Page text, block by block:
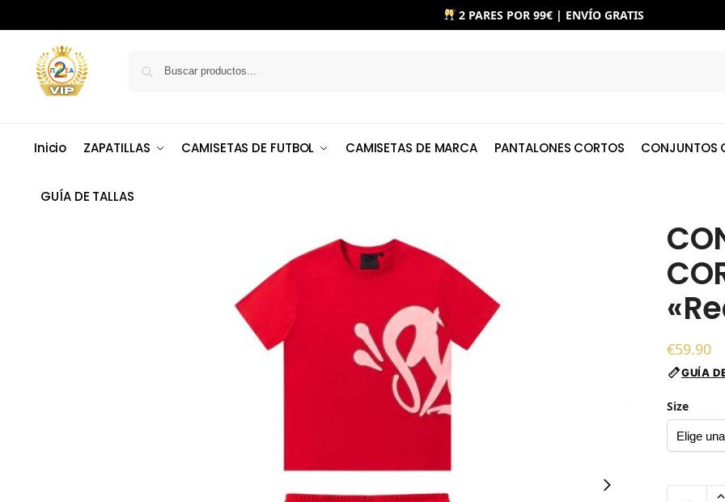
2 PARES POR 99€ | ENVÍO GRATIS
Inicio ZAPATILLAS CAMISETAS DE FUTBOL CAMISETAS DE MARCA PANTALONES CORTOS CONJUNTOS
GUÍA DE TALLAS
€59.90
GUÍA
Size